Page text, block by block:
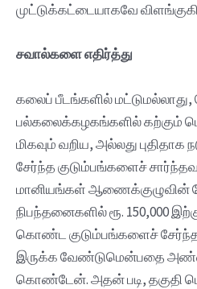
முட்டுக்கட்டையாகவே
சவால்களை எதிர்த்து
கலைப் பீடங்களில்
பல்கலைக்கழகங்களில் கற்கும்
மிகவும் வறிய, அல்லது
சேர்ந்த குடும்பங்களைச்
மானியங்கள் ஆணைக்குழுவின்
நிபந்தனைகளில் ரூ. 150,000
கொண்ட குடும்பங்களைச்
இருக்க வேண்டுமென்பதை
கொண்டேன். அதன் படி, தகுதி